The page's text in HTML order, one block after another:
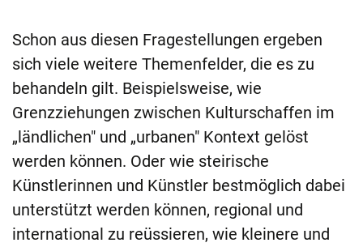
Schon aus diesen Fragestellungen ergeben
sich viele weitere Themenfelder, die es zu
behandeln gilt. Beispielsweise, wie
Grenzziehungen zwischen Kulturschaffen im
„ländlichen" und „urbanen" Kontext gelöst
werden können. Oder wie steirische
Künstlerinnen und Künstler bestmöglich dabei
unterstützt werden können, regional und
international zu reüssieren, wie kleinere und